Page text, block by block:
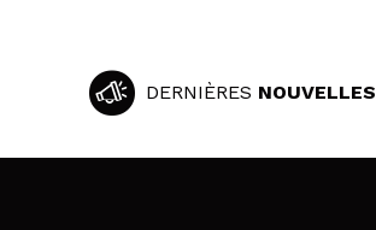
DERNIÈRES NOUVELLES